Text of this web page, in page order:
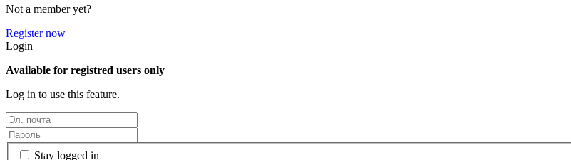
Not a member yet?
Register now
Login
Available for registred users only
Log in to use this feature.
Stay logged in